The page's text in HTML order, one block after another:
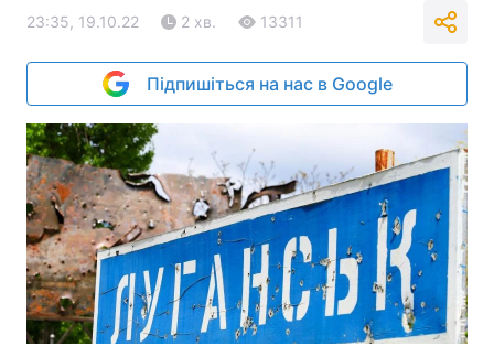
23:35, 19.10.22 2 хв. 13311
Підпишіться на нас в Google